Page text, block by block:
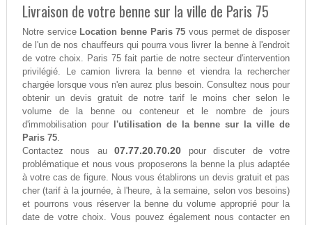
Livraison de votre benne sur la ville de Paris 75
Notre service Location benne Paris 75 vous permet de disposer
de l'un de nos chauffeurs qui pourra vous livrer la benne à l'endroit
de votre choix. Paris 75 fait partie de notre secteur d'intervention
privilégié. Le camion livrera la benne et viendra la rechercher
chargée lorsque vous n'en aurez plus besoin. Consultez nous pour
obtenir un devis gratuit de notre tarif le moins cher selon le
volume de la benne ou conteneur et le nombre de jours
d'immobilisation pour
l'utilisation de la benne sur la ville de
Paris 75.
Contactez nous au07.77.20.70.20 pour discuter de votre
problématique et nous vous proposerons la benne la plus adaptée
à votre cas de figure. Nous vous établirons un devis gratuit et pas
cher (tarif à la journée, à l'heure, à la semaine, selon vos besoins)
et pourrons vous réserver la benne du volume approprié pour la
date de votre choix. Vous pouvez également nous contacter en